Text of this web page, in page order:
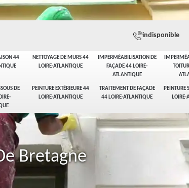
44
NETTOYAGE DE MURS 44
LOIRE-ATLANTIQUE
IMPERMÉABILISATION DE
FAÇADE 44 LOIRE-
ATLANTIQUE
DE
PEINTURE EXTÉRIEURE 44
LOIRE-ATLANTIQUE
TRAITEMENT DE FAÇADE
44 LOIRE-ATLANTIQUE
PEINTURE
LOIRE-
indisponible
Bretagne